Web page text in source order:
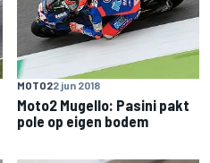
MOTO22 jun 2018
Moto2 Mugello: Pasini pakt
pole op eigen bodem